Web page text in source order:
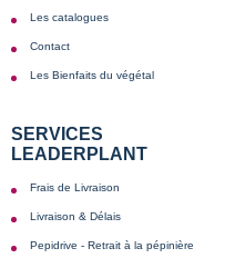
Les catalogues
Contact
Les Bienfaits du végétal
SERVICES
LEADERPLANT
Frais de Livraison
Livraison & Délais
Pepidrive - Retrait à la pépinière